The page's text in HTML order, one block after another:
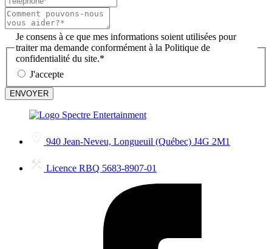
Je consens à ce que mes informations soient utilisées pour
traiter ma demande conformément à la Politique de
confidentialité du site.*
J'accepte
ENVOYER
940 Jean-Neveu, Longueuil (Québec) J4G 2M1
Licence RBQ 5683-8907-01